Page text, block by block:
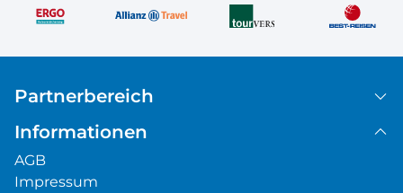
Partnerbereich
Informationen
AGB
Impressum